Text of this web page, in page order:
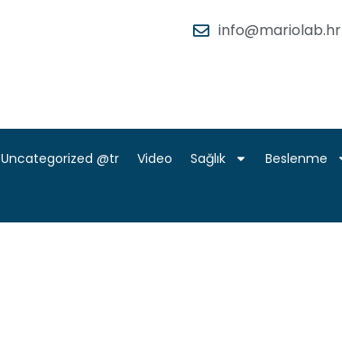
info@mariolab.hr
Uncategorized @tr Video Sağlık Beslenme